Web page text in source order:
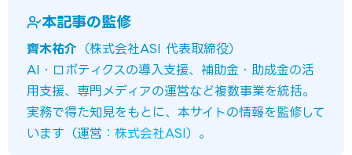
本記事の監修
齊木祐介 （株式会社ASI 代表取締役）
AI・ロボティクスの導入支援、補助金・助成金の活
用支援、専門メディアの運営など複数事業を統括。
実務で得た知見をもとに、本サイトの情報を監修して
います（運営： 株式会社ASI）。